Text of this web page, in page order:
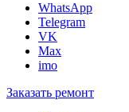
WhatsApp
Telegram
VK
Max
imo
Заказать ремонт